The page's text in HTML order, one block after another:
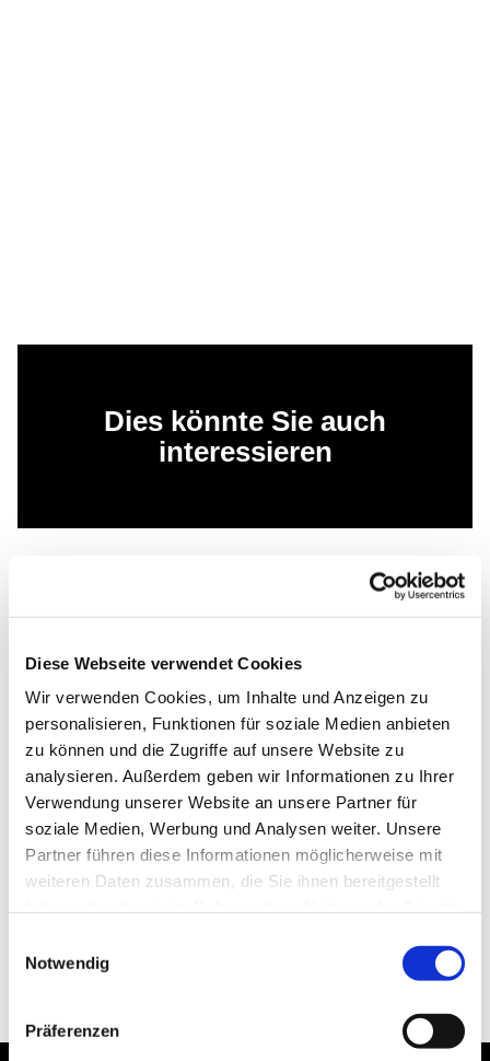
Diese Webseite verwendet Cookies
Wir verwenden Cookies, um Inhalte und Anzeigen zu
personalisieren, Funktionen für soziale Medien anbieten
zu können und die Zugriffe auf unsere Website zu
analysieren. Außerdem geben wir Informationen zu Ihrer
Verwendung unserer Website an unsere Partner für
soziale Medien, Werbung und Analysen weiter. Unsere
Partner führen diese Informationen möglicherweise mit
weiteren Daten zusammen, die Sie ihnen bereitgestellt
Notwendig
Präferenzen
Dies könnte Sie auch
interessieren